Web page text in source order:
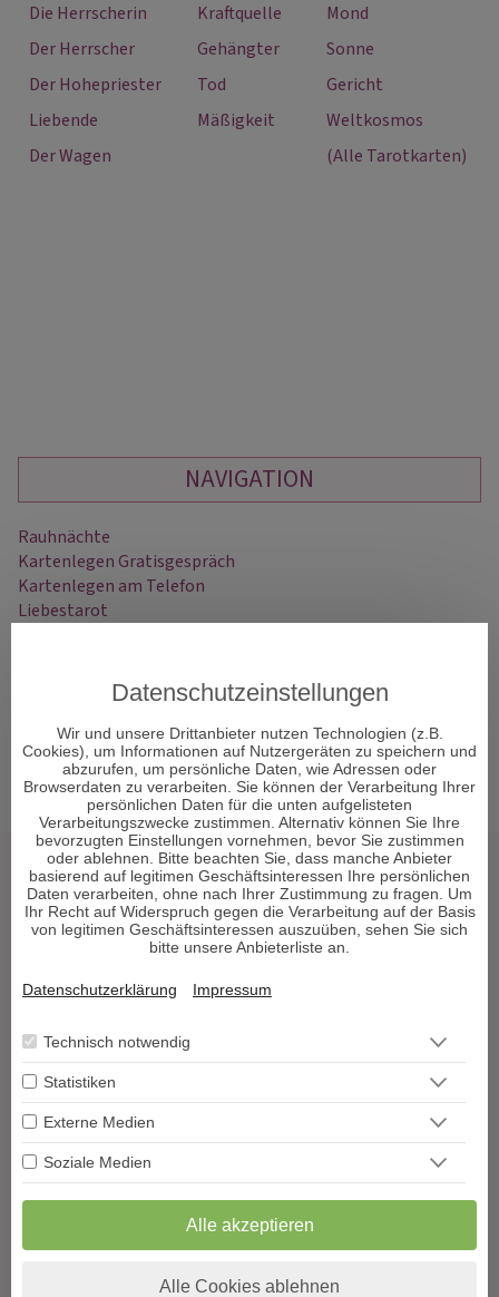
NAVIGATION
Rauhnächte
Kartenlegen Gratisgespräch
Kartenlegen am Telefon
Liebestarot
Tarotkarten Bedeutung
Reguläre Webseite
Die Herrscherin
Kraftquelle
Mond
Der Herrscher
Gehängter
Sonne
Der Hohepriester
Tod
Gericht
Liebende
Mäßigkeit
Weltkosmos
Der Wagen
(Alle Tarotkarten)
Tarot & Kartenlegen
Hellsehen & Wahrsagen
Astrologie & Horoskope
Psych. Lebensberatung
Beruf & Karriere
Datenschutz
AGB
Widerrufsformular
Blog
Podcast
Datenschutzeinstellungen
Wir und unsere Drittanbieter nutzen Technologien (z.B.
Cookies), um Informationen auf Nutzergeräten zu speichern und
abzurufen, um persönliche Daten, wie Adressen oder
Browserdaten zu verarbeiten. Sie können der Verarbeitung Ihrer
persönlichen Daten für die unten aufgelisteten
Verarbeitungszwecke zustimmen. Alternativ können Sie Ihre
bevorzugten Einstellungen vornehmen, bevor Sie zustimmen
oder ablehnen. Bitte beachten Sie, dass manche Anbieter
basierend auf legitimen Geschäftsinteressen Ihre persönlichen
Daten verarbeiten, ohne nach Ihrer Zustimmung zu fragen. Um
Ihr Recht auf Widerspruch gegen die Verarbeitung auf der Basis
von legitimen Geschäftsinteressen auszuüben, sehen Sie sich
bitte unsere Anbieterliste an.
Datenschutzerklärung Impressum
Technisch notwendig
Statistiken
Externe Medien
Soziale Medien
Alle akzeptieren
Alle Cookies ablehnen